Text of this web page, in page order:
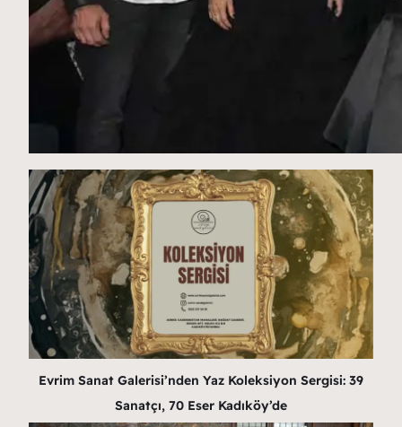
Evrim Sanat Galerisi’nden Yaz Koleksiyon Sergisi: 39
Sanatçı, 70 Eser Kadıköy’de